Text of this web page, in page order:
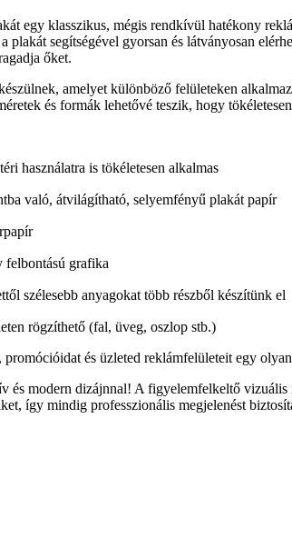
egy klasszikus, mégis rendkívül hatékony
plakát segítségével gyorsan és látványosan
őket.
amelyet különböző felületeken
és formák lehetővé teszik, hogy
használatra is tökéletesen alkalmas
való, átvilágítható, selyemfényű plakát papír
felbontású grafika
szélesebb anyagokat több részből készítünk el
rögzíthető (fal, üveg, oszlop stb.)
promócióidat és üzleted reklámfelületeit egy
és modern dizájnnal! A figyelemfelkeltő
így mindig professzionális megjelenést